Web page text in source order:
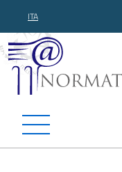
ITA